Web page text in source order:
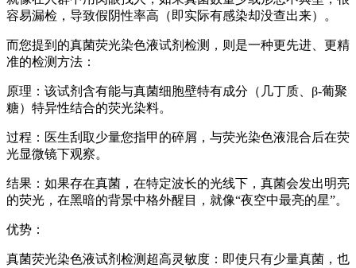
容易漏检，导致假阴性率高（即实际有感染却没查出来）。
而您提到的真菌荧光染色液试剂检测，则是一种更先进、更精
准的检测方法：
原理：该试剂含有能与真菌细胞壁特有成分（几丁质、β-葡聚
糖）特异性结合的荧光染料。
过程：医生刮取少量您指甲的碎屑，与荧光染色液混合后在荧
光显微镜下观察。
结果：如果存在真菌，在特定波长的光线下，真菌会发出明亮
的荧光，在黑暗的背景中格外醒目，就像“夜空中最亮的星”。
优势：
真菌荧光染色液试剂检测超高灵敏度：即使只有少量真菌，也